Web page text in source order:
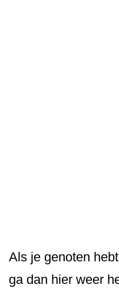
Als je genoten
ga dan hier weer